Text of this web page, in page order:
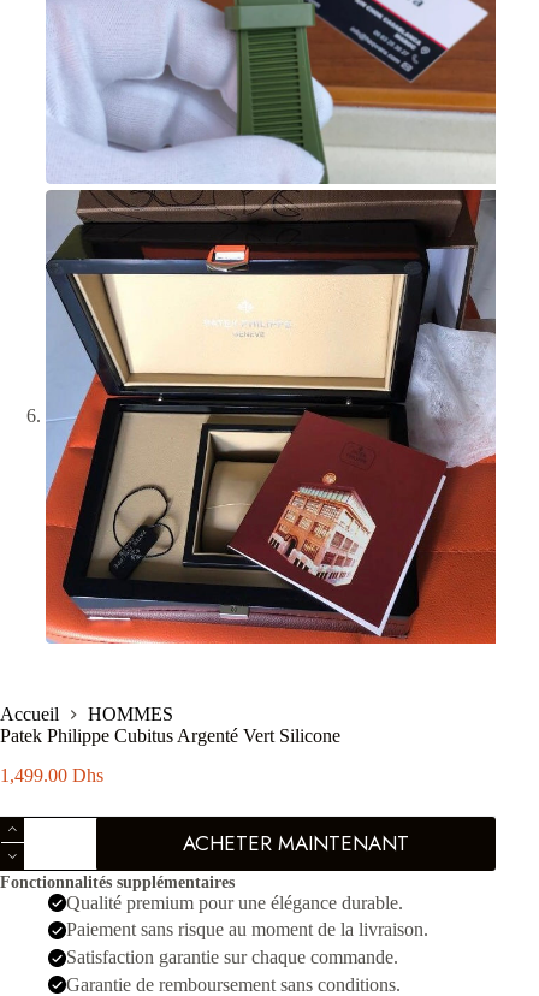
Accueil
HOMMES
Patek Philippe Cubitus Argenté Vert Silicone
1,499.00 Dhs
quantité
de
Patek
Philippe
Cubitus
Argenté
Silicone
ACHETER MAINTENANT
Fonctionnalités supplémentaires
Qualité premium pour une élégance durable.
Paiement sans risque au moment de la livraison.
Satisfaction garantie sur chaque commande.
Garantie de remboursement sans conditions.